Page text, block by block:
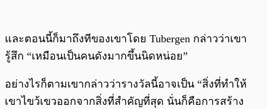
และตอนนี้ก็มาถึงทีของเขาโดย Tubergen กล่าวว่าเขา
รู้สึก “เหมือนเป็นคนดังมากขึ้นนิดหน่อย”
อย่างไรก็ตามเขากล่าวว่ารางวัลนี้อาจเป็น “สิ่งที่ทำให้
เขาไขว้เขวออกจากสิ่งที่สำคัญที่สุด นั่นก็คือการสร้าง